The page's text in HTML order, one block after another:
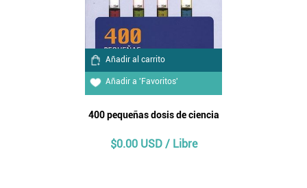
Añadir al carrito
Añadir a 'Favoritos'
400 pequeñas dosis de ciencia
$0.00 USD / Libre